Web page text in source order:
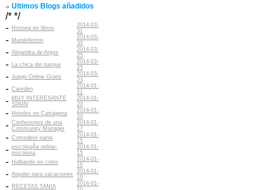
Ultimos Blogs añadidos
/* */
- Historia en libros
2014-03-
31
- Mundoferton
2014-03-
30
- Alejandra de Argos
2014-03-
25
- La chica del parque
2014-03-
25
- Juego Online Gratis
2014-03-
23
- Caorden
2014-01-
21
- MUY INTERESANTE
SPAIN
2014-01-
20
- Hoteles en Cartagena
2014-01-
20
- Confesiones de una
Community Manager
2014-01-
17
- Comedere panis
2014-01-
15
- psicologÃ­a online-
psicoluna
2014-01-
15
- Halbando en corto
2014-01-
10
- Alquiler para vacaciones
2014-01-
10
- RECETAS TANIA
2014-01-